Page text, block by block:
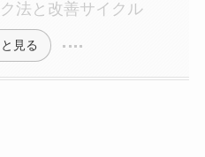
法と改善サイクル
見る